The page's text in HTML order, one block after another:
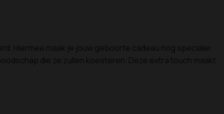
Hiermee maak je jouw geboorte cadeau nog specialer
die ze zullen koesteren. Deze extra touch maakt